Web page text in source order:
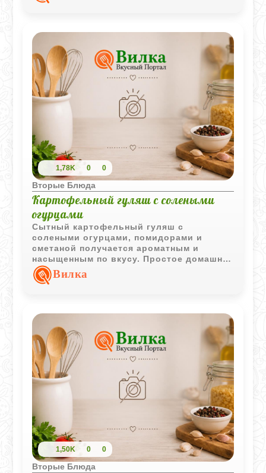
1,78K 0 0
Вторые Блюда
Картофельный гуляш с солеными
огурцами
Сытный картофельный гуляш с
солеными огурцами, помидорами и
сметаной получается ароматным и
насыщенным по вкусу. Простое домашнее
блюдо хорошо подходит для обеда в
прохладную погоду.
Вилка
1,50K 0 0
Вторые Блюда